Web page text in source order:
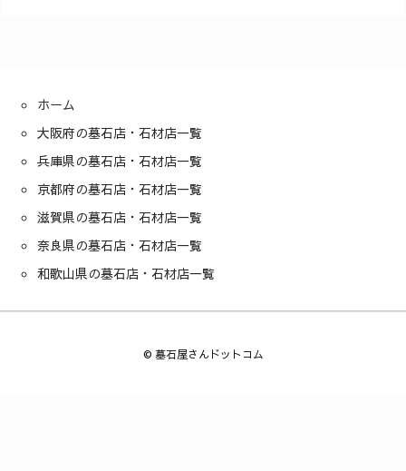
ホーム
大阪府の墓石店・石材店一覧
兵庫県の墓石店・石材店一覧
京都府の墓石店・石材店一覧
滋賀県の墓石店・石材店一覧
奈良県の墓石店・石材店一覧
和歌山県の墓石店・石材店一覧
© 墓石屋さんドットコム